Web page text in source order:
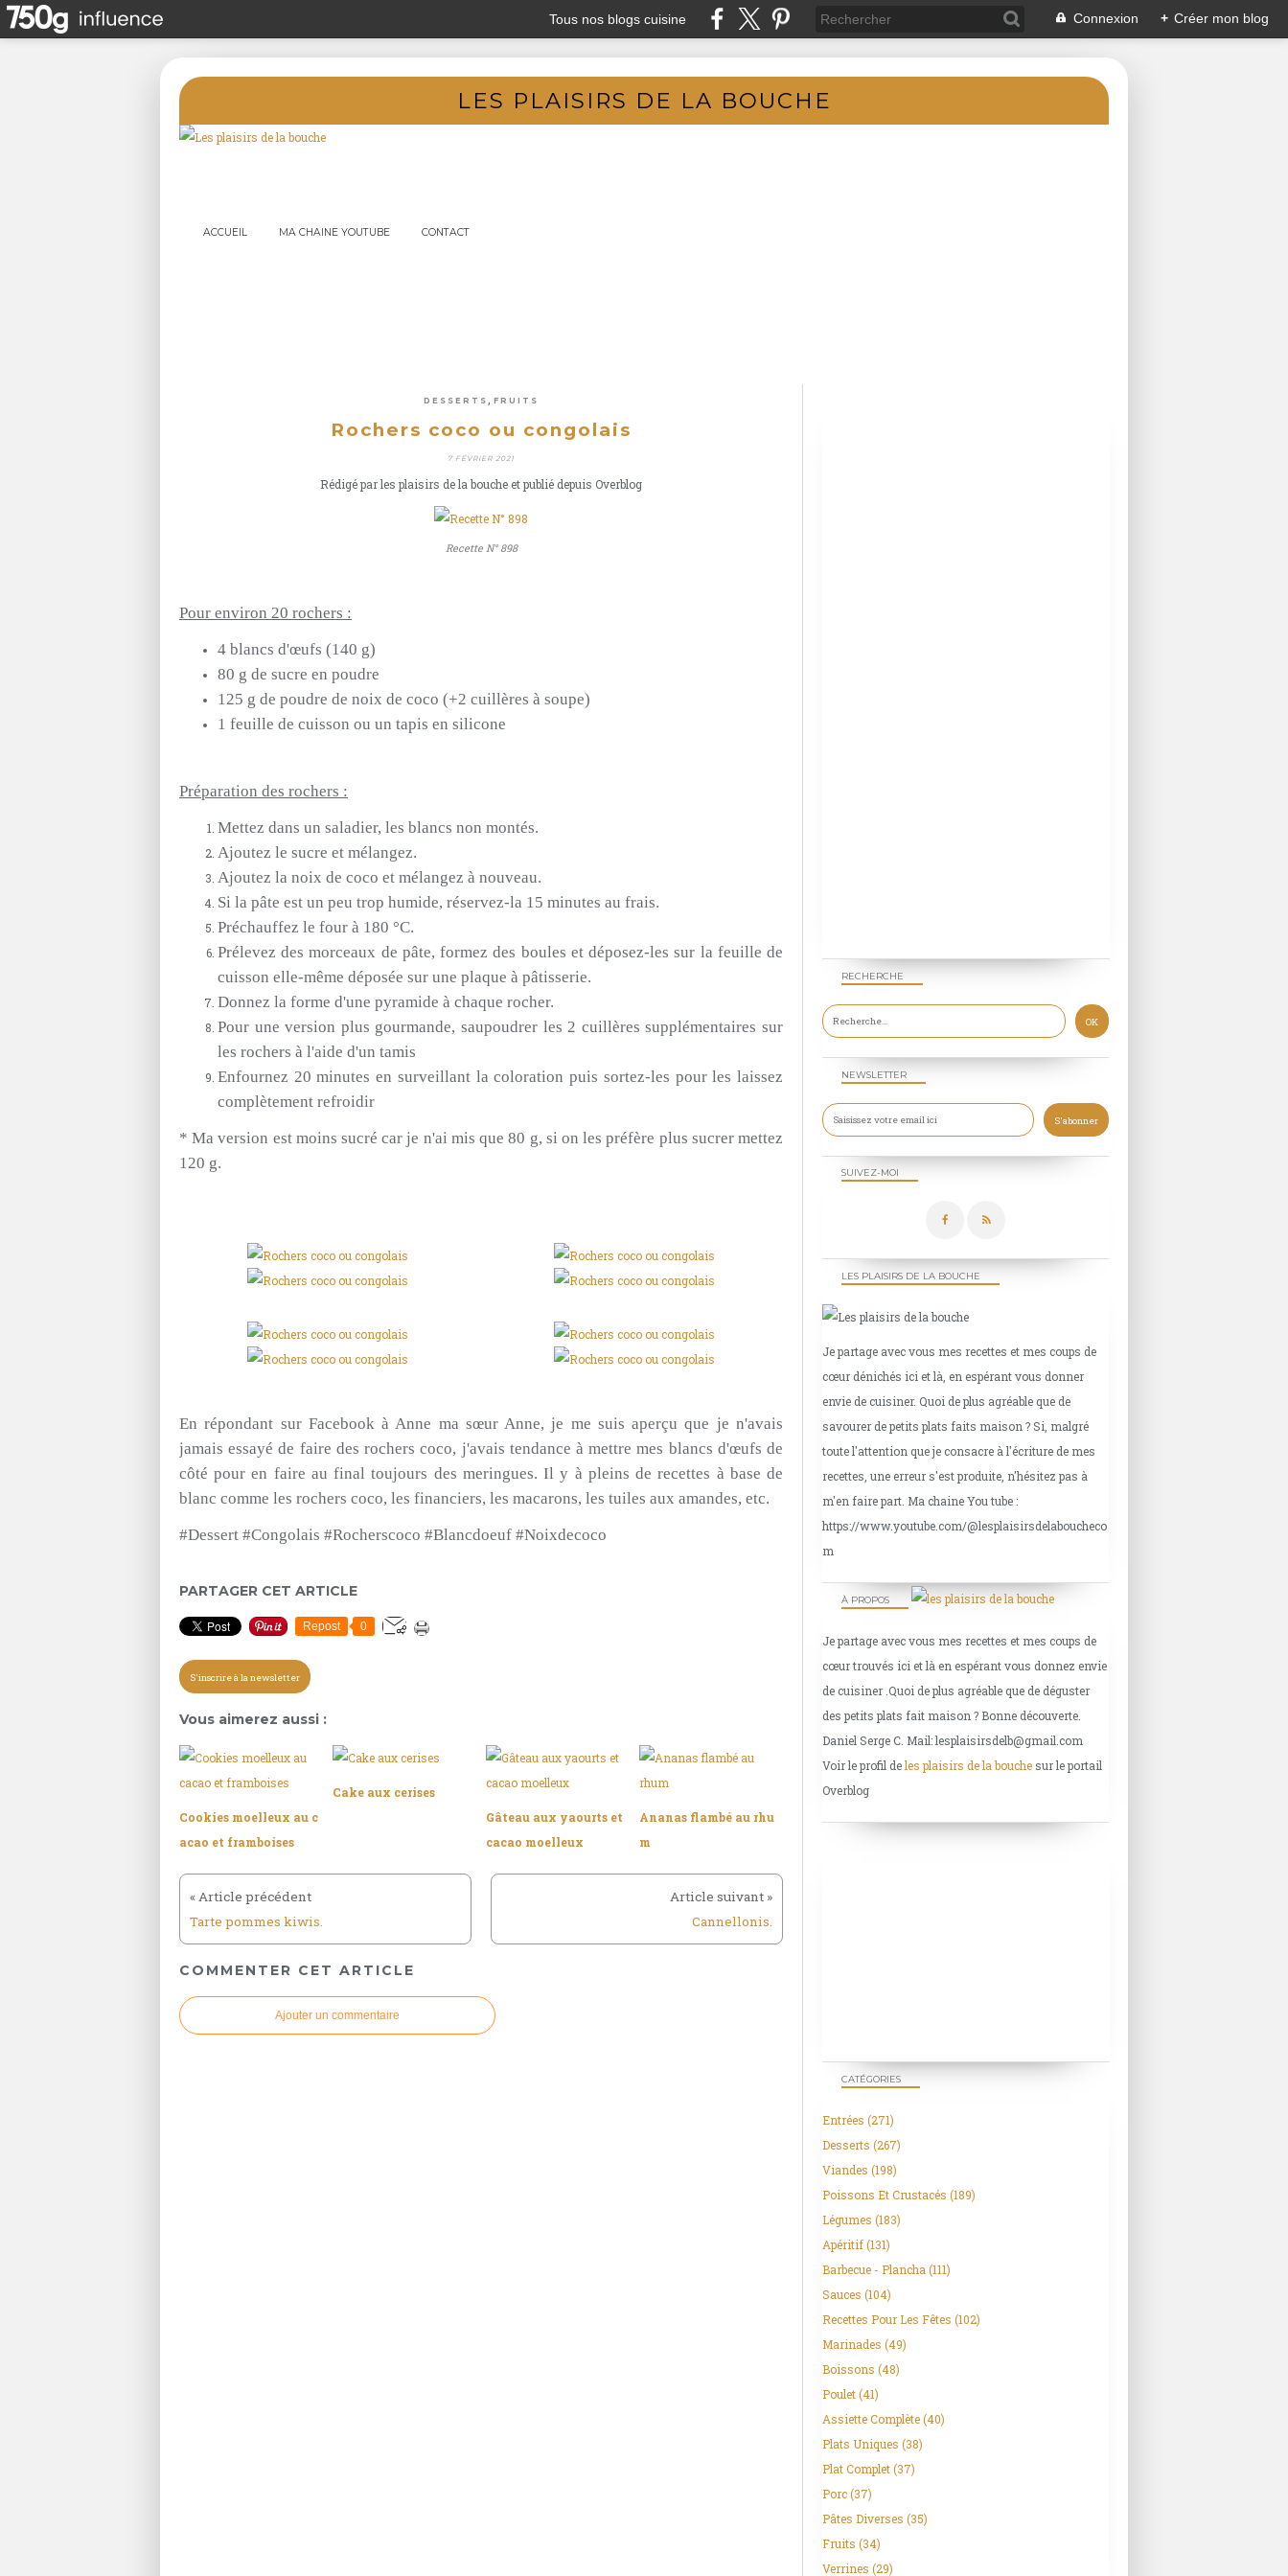
Tous nos blogs cuisine Connexion + Créer mon blog
LES PLAISIRS DE LA BOUCHE
ACCUEIL MA CHAINE YOUTUBE CONTACT
DESSERTS FRUITS
Rochers coco ou congolais
7 FÉVRIER 2021
Rédigé par les plaisirs de la bouche et publié depuis Overblog
Recette N° 898
Pour environ 20 rochers :
4 blancs d'œufs (140 g)
80 g de sucre en poudre
125 g de poudre de noix de coco (+2 cuillères à soupe)
1 feuille de cuisson ou un tapis en silicone
Préparation des rochers :
Mettez dans un saladier, les blancs non montés.
Ajoutez le sucre et mélangez.
Ajoutez la noix de coco et mélangez à nouveau.
Si la pâte est un peu trop humide, réservez-la 15 minutes au frais.
Préchauffez le four à 180 °C.
Prélevez des morceaux de pâte, formez des boules et déposez-les sur la feuille de
cuisson elle-même déposée sur une plaque à pâtisserie.
Donnez la forme d'une pyramide à chaque rocher.
Pour une version plus gourmande, saupoudrer les 2 cuillères supplémentaires sur
les rochers à l'aide d'un tamis
Enfournez 20 minutes en surveillant la coloration puis sortez-les pour les laissez
complètement refroidir
* Ma version est moins sucré car je n'ai mis que 80 g, si on les préfère plus sucrer mettez
120 g.
En répondant sur Facebook à Anne ma sœur Anne, je me suis aperçu que je n'avais
jamais essayé de faire des rochers coco, j'avais tendance à mettre mes blancs d'œufs de
côté pour en faire au final toujours des meringues. Il y à pleins de recettes à base de
blanc comme les rochers coco, les financiers, les macarons, les tuiles aux amandes, etc.
#Dessert #Congolais #Rocherscoco #Blancdoeuf #Noixdecoco
PARTAGER CET ARTICLE
Repost 0
S'inscrire à la newsletter
Vous aimerez aussi :
Cookies moelleux au c
acao et framboises
Cake aux cerises
Gâteau aux yaourts et
cacao moelleux
Ananas flambé au rhu
m
Tarte pommes kiwis. Cannellonis.
COMMENTER CET ARTICLE
Ajouter un commentaire
NEWSLETTER
SUIVEZ-MOI
RECHERCHE
LES PLAISIRS DE LA BOUCHE
Je partage avec vous mes recettes et mes coups de
cœur dénichés ici et là, en espérant vous donner
envie de cuisiner. Quoi de plus agréable que de
savourer de petits plats faits maison ? Si, malgré
toute l'attention que je consacre à l'écriture de mes
recettes, une erreur s'est produite, n'hésitez pas à
m'en faire part. Ma chaine You tube :
https://www.youtube.com/@lesplaisirsdelaboucheco
m
À PROPOS
Je partage avec vous mes recettes et mes coups de
cœur trouvés ici et là en espérant vous donnez envie
de cuisiner .Quoi de plus agréable que de déguster
des petits plats fait maison ? Bonne découverte.
Daniel Serge C. Mail: lesplaisirsdelb@gmail.com
Voir le profil deles plaisirs de la bouchesur le portail
Overblog
CATÉGORIES
Entrées (271)
Desserts (267)
Viandes (198)
Poissons Et Crustacés (189)
Légumes (183)
Apéritif(131)
Barbecue - Plancha (111)
Sauces (104)
Recettes Pour Les Fêtes (102)
Marinades (49)
Boissons (48)
Poulet(41)
Assiette Complète(40)
Plats Uniques (38)
Plat Complet(37)
Porc(37)
Pâtes Diverses (35)
Fruits (34)
Verrines (29)